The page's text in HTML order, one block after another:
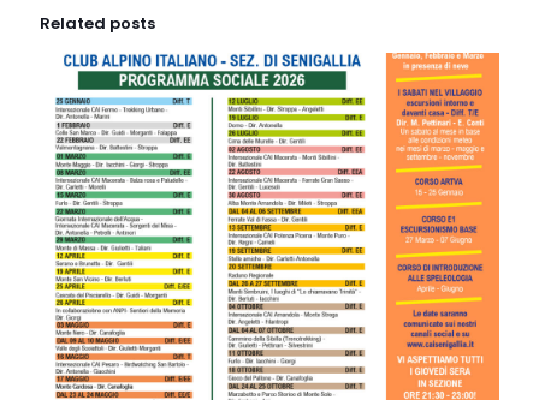
Related posts